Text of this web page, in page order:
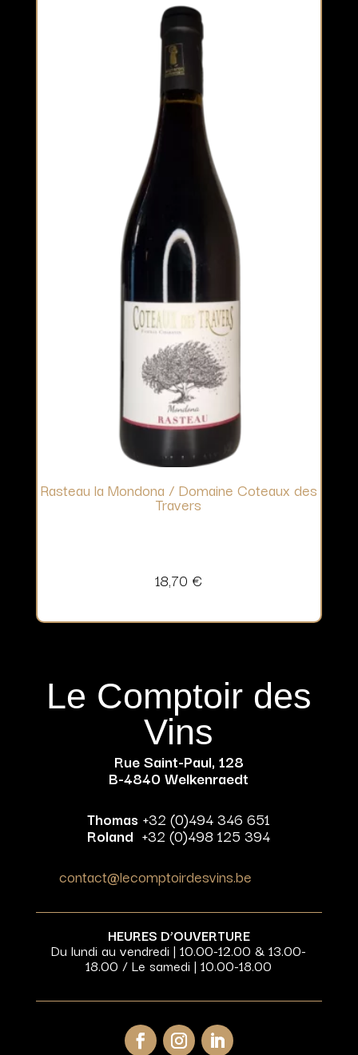
Rasteau la Mondona / Domaine Coteaux des
Travers
18,70 €
Le Comptoir des
Vins
Rue Saint-Paul, 128
B-4840 Welkenraedt
Thomas +32 (0)494 346 651
Roland +32 (0)498 125 394
contact@lecomptoirdesvins.be
HEURES D’OUVERTURE
Du lundi au vendredi | 10.00-12.00 & 13.00-
18.00 / Le samedi | 10.00-18.00